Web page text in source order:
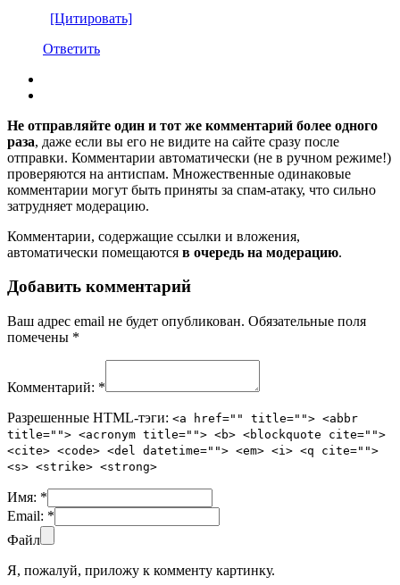
[Цитировать]
Ответить
Не отправляйте один и тот же комментарий более одного
раза, даже если вы его не видите на сайте сразу после
отправки. Комментарии автоматически (не в ручном режиме!)
проверяются на антиспам. Множественные одинаковые
комментарии могут быть приняты за спам-атаку, что сильно
затрудняет модерацию.
Комментарии, содержащие ссылки и вложения,
автоматически помещаются в очередь на модерацию.
Добавить комментарий
Ваш адрес email не будет опубликован. Обязательные поля
помечены *
Комментарий: *
Разрешенные HTML-тэги: <a href="" title=""> <abbr
title=""> <acronym title=""> <b> <blockquote cite="">
<cite> <code> <del datetime=""> <em> <i> <q cite="">
<s> <strike> <strong>
Имя: *
Email: *
Файл
Я, пожалуй, приложу к комменту картинку.